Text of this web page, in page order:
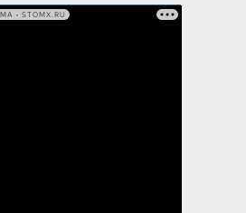
• STOMX.RU